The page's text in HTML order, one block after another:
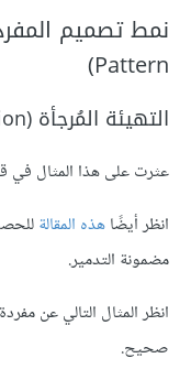
Pattern)
التهيئة المُرجأة (Lazy Initialization)
عثرت على هذا المثال في
انظر أيضًاهذه المقالة
مضمونة التدمير.
انظر المثال التالي عن
صحيح.